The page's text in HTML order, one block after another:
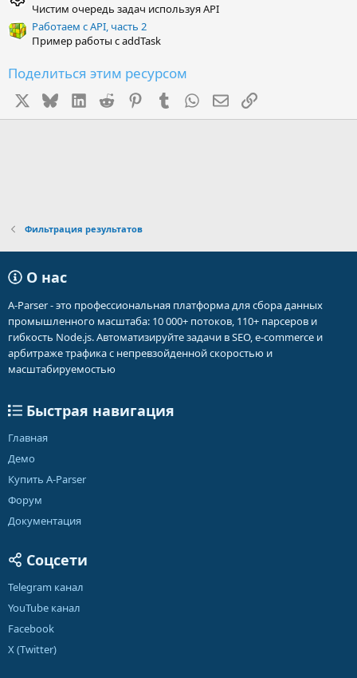
Чистим очередь задач используя API
Работаем с API, часть 2
Пример работы с addTask
Поделиться этим ресурсом
BlueskyLinkedIn
Reddit PinterestTumblr WhatsApp
Электронная почта
Ссылка
Фильтрация результатов
О нас
A-Parser - это профессиональная платформа для сбора данных
промышленного масштаба: 10 000+ потоков, 110+ парсеров и
гибкость Node.js. Автоматизируйте задачи в SEO, e-commerce и
арбитраже трафика с непревзойденной скоростью и
масштабируемостью
Быстрая навигация
Главная
Демо
Купить A-Parser
Форум
Документация
Соцсети
Telegram канал
YouTube канал
Facebook
X (Twitter)